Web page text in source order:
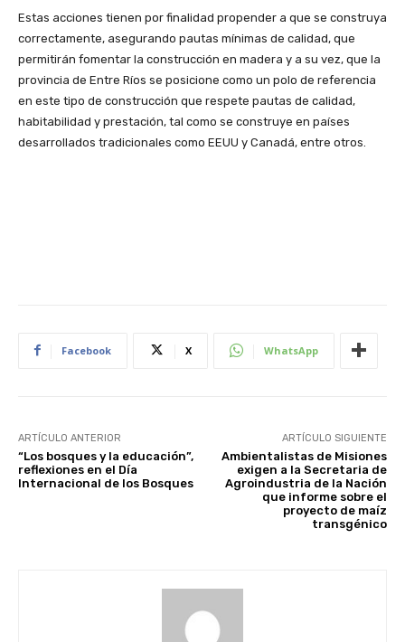
Estas acciones tienen por finalidad propender a que se construya
correctamente, asegurando pautas mínimas de calidad, que
permitirán fomentar la construcción en madera y a su vez, que la
provincia de Entre Ríos se posicione como un polo de referencia
en este tipo de construcción que respete pautas de calidad,
habitabilidad y prestación, tal como se construye en países
desarrollados tradicionales como EEUU y Canadá, entre otros.
Facebook X WhatsApp
ARTÍCULO ANTERIOR
“Los bosques y la educación”,
reflexiones en el Día
Internacional de los Bosques
ARTÍCULO SIGUIENTE
Ambientalistas de Misiones
exigen a la Secretaria de
Agroindustria de la Nación
que informe sobre el
proyecto de maíz
transgénico